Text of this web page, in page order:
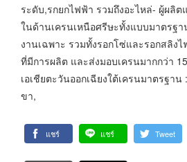
ระดับ,รกยกไฟฟ้า รวมถึงอะไหล่- ผู้ผลิ
ในด้านเครนเหนือศรีษะทั้งแบบมาตรฐ
งานเฉพาะ รวมทั้งรอกโซ่และรอกสลิงไ
ที่มีการผลิต และส่งมอบเครนมากกว่า
เอเชียตะวันออกเฉียงใต้เครนมาตรฐา
ขา,
แชร์ แชร์ Tweet